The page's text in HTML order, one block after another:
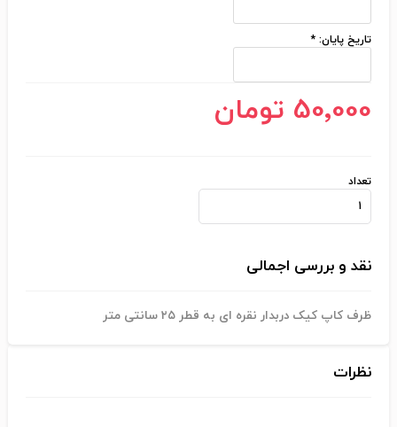
تاریخ پایان: *
50٬000 تومان
تعداد
نقد و بررسی اجمالی
ظرف کاپ کیک دربدار نقره ای به قطر ۲۵ سانتی متر
نظرات